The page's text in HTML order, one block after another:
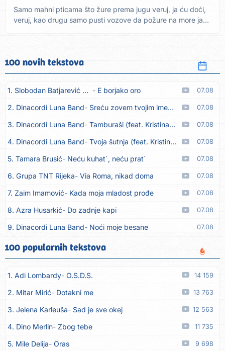
Samo mahni pticama što žure prema jugu veruj, ja ću doći,
veruj, kao drugu samo pusti vozove da požure na more ja
100 novih tekstova
1. Slobodan Batjarević Čobe E borjako oro 07.08
2. Dinacordi Luna Band Sreću zovem tvojim imenom (feat. Kristina Smetko) 07.08
3. Dinacordi Luna Band Tamburaši (feat. Kristina Smetko) 07.08
4. Dinacordi Luna Band Tvoja šutnja (feat. Kristina Smetko) 07.08
5. Tamara Brusić Neću kuhat´, neću prat´ 07.08
6. Grupa TNT Rijeka Via Roma, nikad doma 07.08
7. Zaim Imamović Kada moja mladost prođe 07.08
8. Azra Husarkić Do zadnje kapi 07.08
9. Dinacordi Luna Band Noći moje besane 07.08
10. Pet za 5 Pozdravi mi Stubicu
11. Dinacordi Luna Band Anđeo moj 07.08
12. Vesna Kartuš Vrati se 07.08
13. Severina Pozovi me ti (Anksiozna) 06.08
14. Fidellio Summer Time 06.08
15. Tereza Kesovija Volim te 06.08
16. Ruswaj Sada znam, to je ljubav 06.08
100 popularnih tekstova
1. Adi Lombardy O.S.D.S. 14 159
2. Mitar Mirić Dotakni me 13 763
3. Jelena Karleuša Sad je sve okej 12 563
4. Dino Merlin Zbog tebe 11 735
5. Mile Delija Oras 9 698